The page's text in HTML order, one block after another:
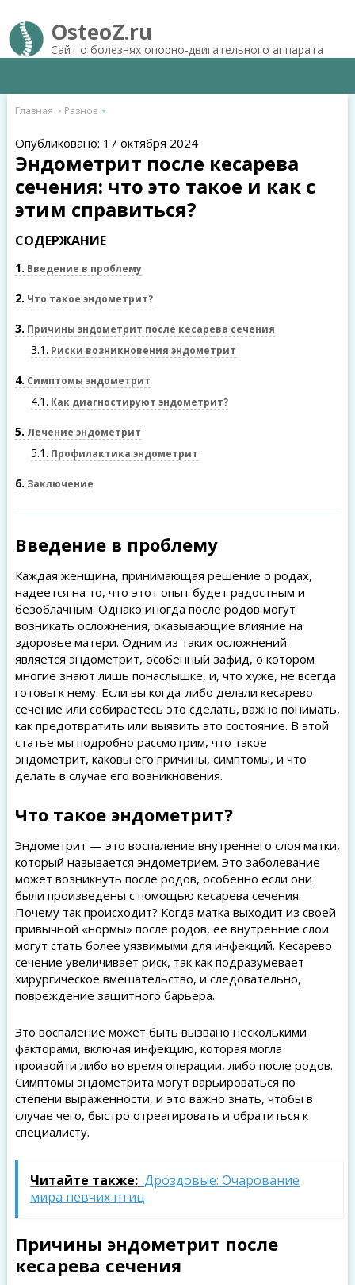
OsteoZ.ru
Сайт о болезнях опорно-двигательного аппарата
Главная Разное
Опубликовано: 17 октября 2024
Эндометрит после кесарева
сечения: что это такое и как с
этим справиться?
СОДЕРЖАНИЕ
1 Введение в проблему
2 Что такое эндометрит?
3 Причины эндометрит после кесарева сечения
3.1 Риски возникновения эндометрит
4 Симптомы эндометрит
4.1 Как диагностируют эндометрит?
5 Лечение эндометрит
5.1 Профилактика эндометрит
6 Заключение
Введение в проблему
Каждая женщина, принимающая решение о родах,
надеется на то, что этот опыт будет радостным и
безоблачным. Однако иногда после родов могут
возникать осложнения, оказывающие влияние на
здоровье матери. Одним из таких осложнений
является эндометрит, особенный зафид, о котором
многие знают лишь понаслышке, и, что хуже, не всегда
готовы к нему. Если вы когда-либо делали кесарево
сечение или собираетесь это сделать, важно понимать,
как предотвратить или выявить это состояние. В этой
статье мы подробно рассмотрим, что такое
эндометрит, каковы его причины, симптомы, и что
делать в случае его возникновения.
Что такое эндометрит?
Эндометрит — это воспаление внутреннего слоя матки,
который называется эндометрием. Это заболевание
может возникнуть после родов, особенно если они
были произведены с помощью кесарева сечения.
Почему так происходит? Когда матка выходит из своей
привычной «нормы» после родов, ее внутренние слои
могут стать более уязвимыми для инфекций. Кесарево
сечение увеличивает риск, так как подразумевает
хирургическое вмешательство, и следовательно,
повреждение защитного барьера.
Это воспаление может быть вызвано несколькими
факторами, включая инфекцию, которая могла
произойти либо во время операции, либо после родов.
Симптомы эндометрита могут варьироваться по
степени выраженности, и это важно знать, чтобы в
случае чего, быстро отреагировать и обратиться к
специалисту.
Читайте также: Дроздовые: Очарование
мира певчих птиц
Причины эндометрит после
кесарева сечения